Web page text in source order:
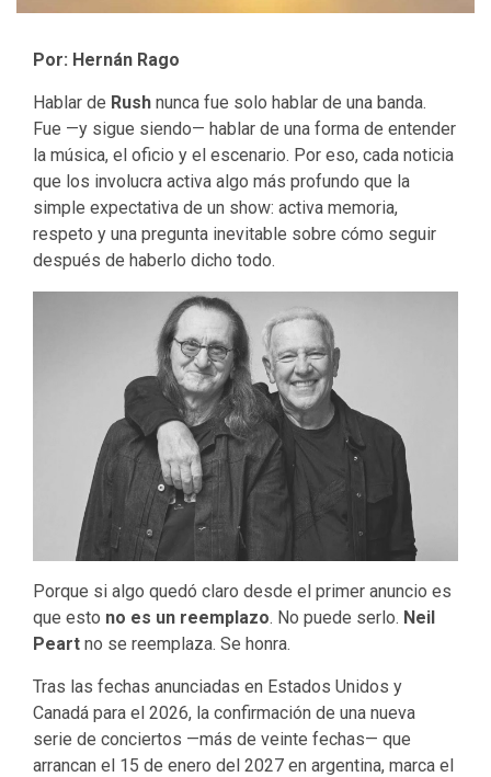
Por: Hernán Rago
Hablar de Rush nunca fue solo hablar de una banda.
Fue —y sigue siendo— hablar de una forma de entender
la música, el oficio y el escenario. Por eso, cada noticia
que los involucra activa algo más profundo que la
simple expectativa de un show: activa memoria,
respeto y una pregunta inevitable sobre cómo seguir
después de haberlo dicho todo.
Porque si algo quedó claro desde el primer anuncio es
que esto no es un reemplazo. No puede serlo. Neil
Peart no se reemplaza. Se honra.
Tras las fechas anunciadas en Estados Unidos y
Canadá para el 2026, la confirmación de una nueva
serie de conciertos —más de veinte fechas— que
arrancan el 15 de enero del 2027 en argentina, marca el